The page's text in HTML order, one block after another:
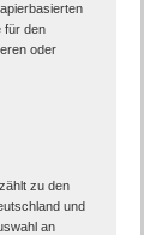
für den
oder
zu den
und
an